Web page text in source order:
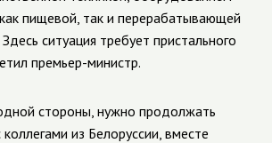
пищевой, так и перерабатывающей
ситуация требует пристального
премьер-министр.
стороны, нужно продолжать
из Белоруссии, вместе